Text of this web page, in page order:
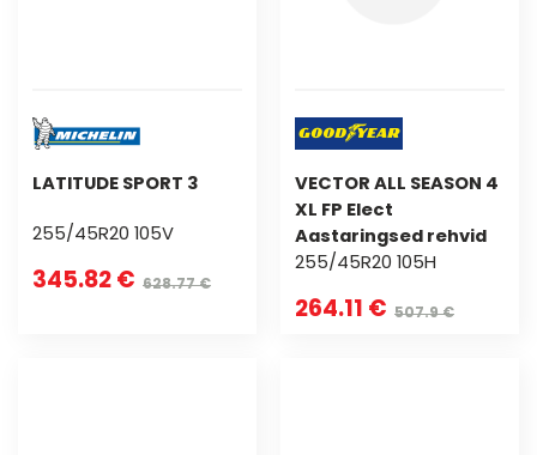
LATITUDE SPORT 3
255/45R20 105V
345.82 € 628.77 €
VECTOR ALL SEASON 4
XL FP Elect
Aastaringsed rehvid
255/45R20 105H
264.11 € 507.9 €